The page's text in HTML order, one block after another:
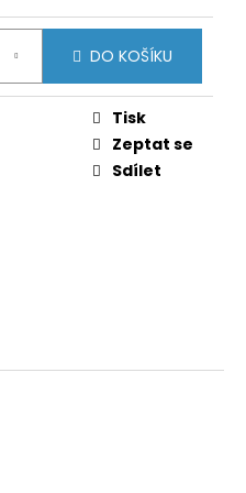
DO KOŠÍKU
Tisk
Zeptat se
Sdílet